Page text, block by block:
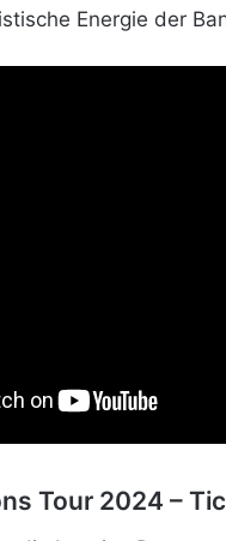
Energie der
Tour 2024 –